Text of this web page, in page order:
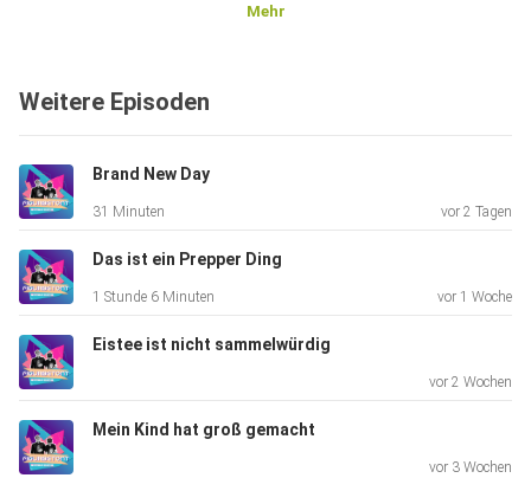
https://www.instagram.com/isla_nublar_fm/
Berney auf Instagram:
https://www.instagram.com/benjamin_sprecher/
Mehr
Weitere Episoden
Brand New Day
31 Minuten vor 2 Tagen
Das ist ein Prepper Ding
1 Stunde 6 Minuten vor 1 Woche
Eistee ist nicht sammelwürdig
vor 2 Wochen
Mein Kind hat groß gemacht
vor 3 Wochen